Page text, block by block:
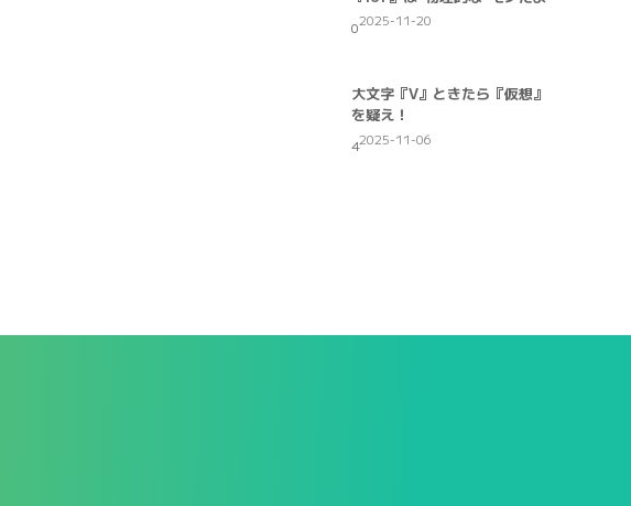
02025-11-20
大文字『V』ときたら『仮想』
を疑え！
42025-11-06